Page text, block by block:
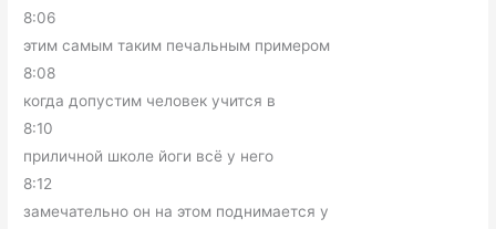
8:06
этим самым таким печальным примером
8:08
когда допустим человек учится в
8:10
приличной школе йоги всё у него
8:12
замечательно он на этом поднимается у